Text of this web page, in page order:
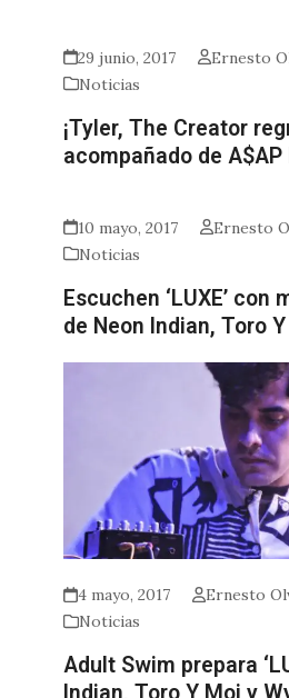
29 junio, 2017
Ernesto
Noticias
¡Tyler, The Creator
acompañado de A$AP
10 mayo, 2017
Ernesto
Noticias
Escuchen ‘LUXE’ con
de Neon Indian, Toro
4 mayo, 2017
Ernesto
Noticias
Adult Swim prepara